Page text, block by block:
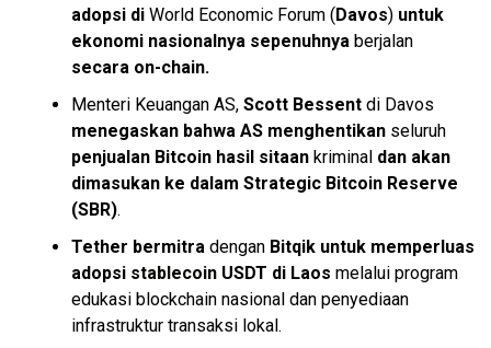
adopsi di World Economic Forum (Davos) untuk
ekonomi nasionalnya sepenuhnya berjalan
secara on-chain.
Menteri Keuangan AS, Scott Bessent di Davos
menegaskan bahwa AS menghentikan seluruh
penjualan Bitcoin hasil sitaan kriminal dan akan
dimasukan ke dalam Strategic Bitcoin Reserve
(SBR).
Tether bermitra dengan Bitqik untuk memperluas
adopsi stablecoin USDT di Laos melalui program
edukasi blockchain nasional dan penyediaan
infrastruktur transaksi lokal.